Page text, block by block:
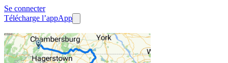
Se connecter
Télécharge l’appApp